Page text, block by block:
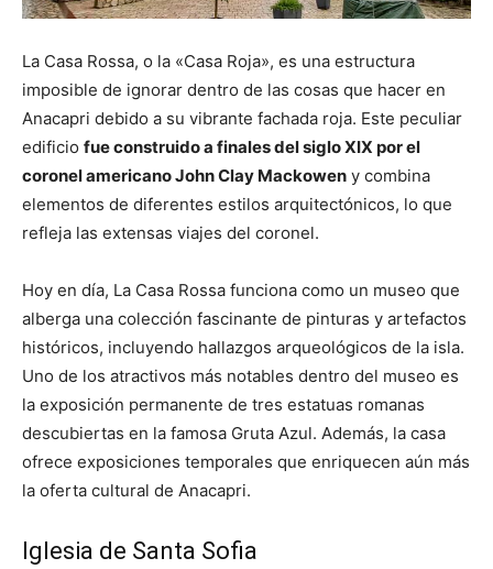
La Casa Rossa, o la «Casa Roja», es una estructura
imposible de ignorar dentro de las cosas que hacer en
Anacapri debido a su vibrante fachada roja. Este peculiar
edificio fue construido a finales del siglo XIX por el
coronel americano John Clay Mackowen y combina
elementos de diferentes estilos arquitectónicos, lo que
refleja las extensas viajes del coronel.
Hoy en día, La Casa Rossa funciona como un museo que
alberga una colección fascinante de pinturas y artefactos
históricos, incluyendo hallazgos arqueológicos de la isla.
Uno de los atractivos más notables dentro del museo es
la exposición permanente de tres estatuas romanas
descubiertas en la famosa Gruta Azul. Además, la casa
ofrece exposiciones temporales que enriquecen aún más
la oferta cultural de Anacapri.
Iglesia de Santa Sofia